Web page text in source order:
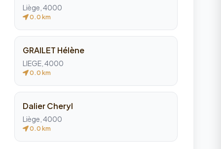
Liège, 4000
0.0 km
GRAILET Hélène
LIEGE, 4000
0.0 km
Dalier Cheryl
Liège, 4000
0.0 km